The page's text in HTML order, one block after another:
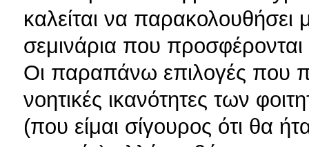
καλείται να
σεμινάρια που
Οι παραπάνω επιλογές που
νοητικές ικανότητες των
(που είμαι σίγουρος ότι θα